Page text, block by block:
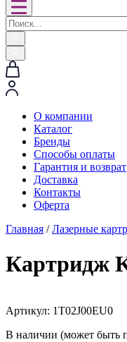
О компании
Каталог
Бренды
Способы оплаты
Гарантия и возврат
Доставка
Контакты
Оферта
Главная /Лазерные
Картридж
Артикул: 1T02J00EU0
В наличии (может быть